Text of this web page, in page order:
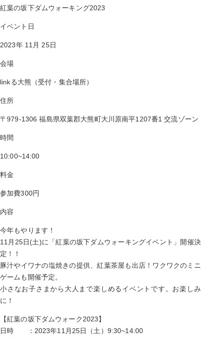
紅葉の坂下ダムウォーキング2023
イベント日
2023年 11月 25日
会場
linkる大熊（受付・集合場所）
住所
〒979-1306 福島県双葉郡大熊町大川原南平1207番1 交流ゾーン
時間
10:00~14:00
料金
参加費300円
内容
今年もやります！
11月25日(土)に「紅葉の坂下ダムウォーキングイベント」開催決
定！！
豚汁やイワナの塩焼きの提供、紅葉茶屋も出店！ワクワクのミニ
ゲームも開催予定。
小さなお子さまから大人まで楽しめるイベントです。お楽しみ
に！
【紅葉の坂下ダムウォーク2023】
日時 ：2023年11月25日（土）9:30~14:00